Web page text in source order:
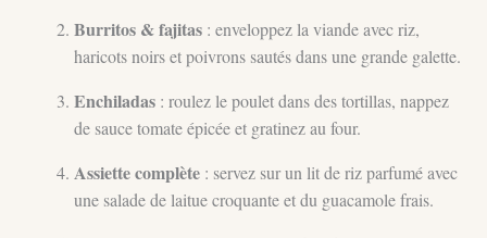
Burritos & fajitas : enveloppez la viande avec riz,
haricots noirs et poivrons sautés dans une grande galette.
Enchiladas : roulez le poulet dans des tortillas, nappez
de sauce tomate épicée et gratinez au four.
Assiette complète : servez sur un lit de riz parfumé avec
une salade de laitue croquante et du guacamole frais.